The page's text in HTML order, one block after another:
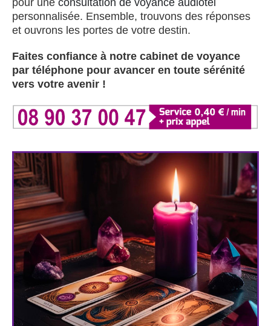
personnalisée. Ensemble, trouvons des réponses
et ouvrons les portes de votre destin.
Faites confiance à notre cabinet de voyance
par téléphone pour avancer en toute sérénité
vers votre avenir !